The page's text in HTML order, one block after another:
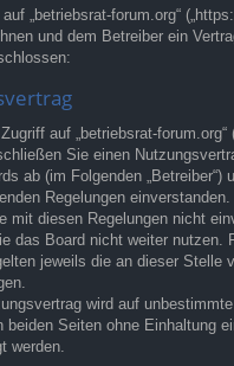
„betriebsrat-forum.org“
und dem Betreiber ein
auf „betriebsrat-forum.org“
Sie einen
ab (im Folgenden „Betreiber“)
Regelungen einverstanden.
mit diesen Regelungen nicht
das Board nicht weiter nutzen.
jeweils die an dieser Stelle
wird auf
beiden Seiten ohne Einhaltung
werden.